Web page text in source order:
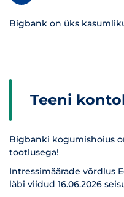
Bigbank on üks
Teeni
Bigbanki kogumishoius
tootlusega!
Intressimäärade võrdlus
läbi viidud 16.06.2026